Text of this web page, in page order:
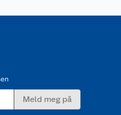
Meld meg på